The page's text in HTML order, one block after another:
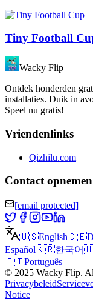
Tiny Football
Wacky Flip
Ontdek honderden
installaties. Duik in
Speel nu gratis!
Vriendenlinks
Qizhilu.com
Contact opnemen
[email protected]
🇺🇸English🇩🇪
Español🇰🇷한국어
🇵🇹Português
© 2025 Wacky Flip.
Privacybeleid
Notice